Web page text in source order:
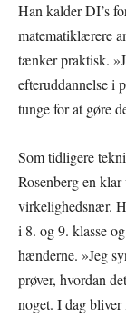
Han kalder DI’s
matematiklærere
tænker praktisk.
efteruddannelse i
tunge for at gøre
Som tidligere
Rosenberg en
virkelighedsnær.
i 8. og 9. klasse
hænderne. »Jeg
prøver, hvordan
noget. I dag